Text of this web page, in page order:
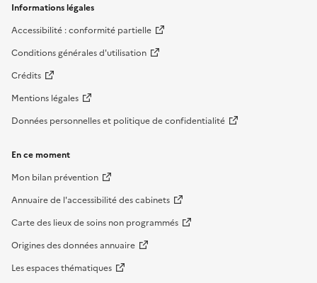
Informations légales
Accessibilité : conformité partielle
Conditions générales d'utilisation
Crédits
Mentions légales
Données personnelles et politique de confidentialité
En ce moment
Mon bilan prévention
Annuaire de l'accessibilité des cabinets
Carte des lieux de soins non programmés
Origines des données annuaire
Les espaces thématiques